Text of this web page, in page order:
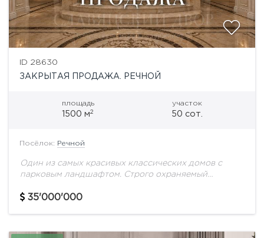
ID 28630
ЗАКРЫТАЯ ПРОДАЖА. РЕЧНОЙ
площадь
1500 м2
участок
50 сот.
Посёлок: Речной
Один из самых красивых классических домов с
парковым ландшафтом. Строго охраняемый
отделка интерьеров, натуральные материалы,
35'000'000